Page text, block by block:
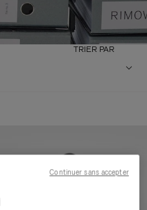
TRIER PAR
Continuer sans accepter